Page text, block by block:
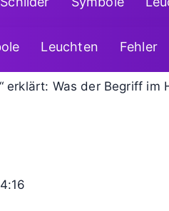
Leuchten Fehler